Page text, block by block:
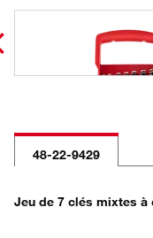
48-22-9429
Jeu de 7 clés mixtes à